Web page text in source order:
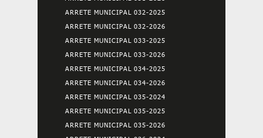
ARRETE MUNICIPAL 032-2025
ARRETE MUNICIPAL 032-2026
ARRETE MUNICIPAL 033-2025
ARRETE MUNICIPAL 033-2026
ARRETE MUNICIPAL 034-2025
ARRETE MUNICIPAL 034-2026
ARRETE MUNICIPAL 035-2024
ARRETE MUNICIPAL 035-2025
ARRETE MUNICIPAL 035-2026